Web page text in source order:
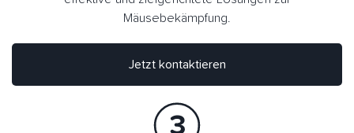
Jetzt kontaktieren
Mäusebekämpfung.